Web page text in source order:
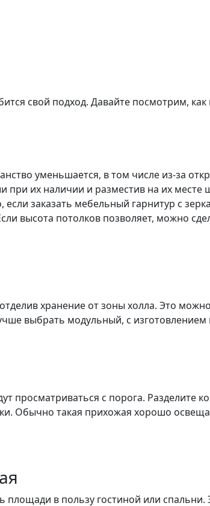
свой подход. Давайте посмотрим,
уменьшается, в том числе из-за
их наличии и разместив на их месте
заказать мебельный гарнитур с
высота потолков позволяет, можно
хранение от зоны холла. Это
выбрать модульный, с изготовлением
просматриваться с порога. Разделите
Обычно такая прихожая хорошо
в пользу гостиной или